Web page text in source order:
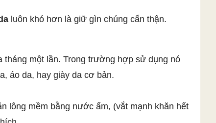
luôn khó hơn là giữ gìn chúng cẩn thận.
tháng một lần. Trong trường hợp sử dụng nó
áo da, hay giày da cơ bản.
lông mềm bằng nước ấm, (vắt mạnh khăn hết